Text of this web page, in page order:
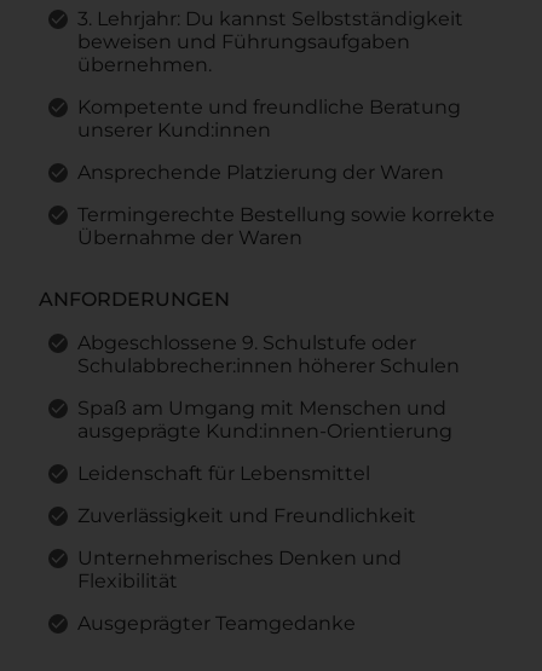
3. Lehrjahr: Du kannst Selbstständigkeit
beweisen und Führungsaufgaben
übernehmen.
Kompetente und freundliche Beratung
unserer Kund:innen
Ansprechende Platzierung der Waren
Termingerechte Bestellung sowie korrekte
Übernahme der Waren
ANFORDERUNGEN
Abgeschlossene 9. Schulstufe oder
Schulabbrecher:innen höherer Schulen
Spaß am Umgang mit Menschen und
ausgeprägte Kund:innen-Orientierung
Leidenschaft für Lebensmittel
Zuverlässigkeit und Freundlichkeit
Unternehmerisches Denken und
Flexibilität
Ausgeprägter Teamgedanke